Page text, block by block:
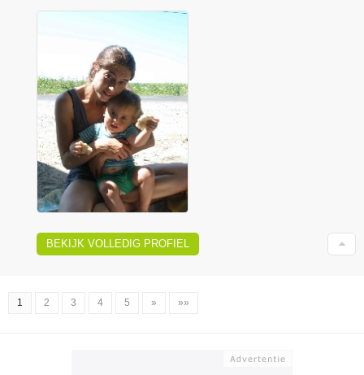
BEKIJK VOLLEDIG PROFIEL
1 2 3 4 5 » »»